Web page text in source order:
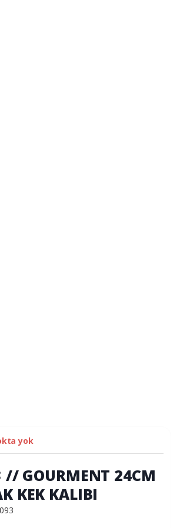
yok
// GOURMENT 24CM
KEK KALIBI